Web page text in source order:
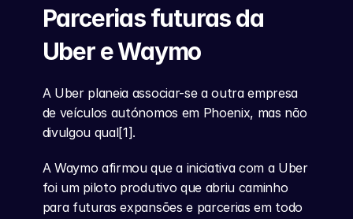
Parcerias futuras da
Uber e Waymo
A Uber planeia associar-se a outra empresa
de veículos autónomos em Phoenix, mas não
divulgou qual[1].
A Waymo afirmou que a iniciativa com a Uber
foi um piloto produtivo que abriu caminho
para futuras expansões e parcerias em todo